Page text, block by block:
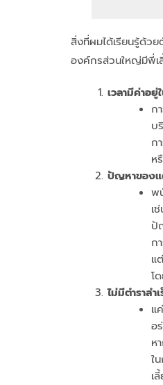
สิ่งที่ผมได้เรียนรู้ด้ว
องค์กรส่วนใหญ่มีพี่
เวลามีค่าอ
ก
บ
ก
ห
ปัญหาของแ
พ
เ
ปั
ก
แ
โ
ไม่มีตำราสำ
แ
อ
ห
ใ
เ